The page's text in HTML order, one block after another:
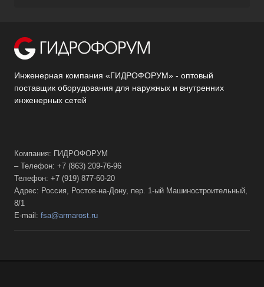
Инженерная компания «ГИДРОФОРУМ» - оптовый
поставщик оборудования для наружных и внутренних
инженерных сетей
Компания: ГИДРОФОРУМ
– Телефон: +7 (863) 209-76-96
Телефон: +7 (919) 877-60-20
Адрес: Россия, Ростов-на-Дону, пер. 1-ый Машиностроительный,
8/1
E-mail: fsa@armarost.ru